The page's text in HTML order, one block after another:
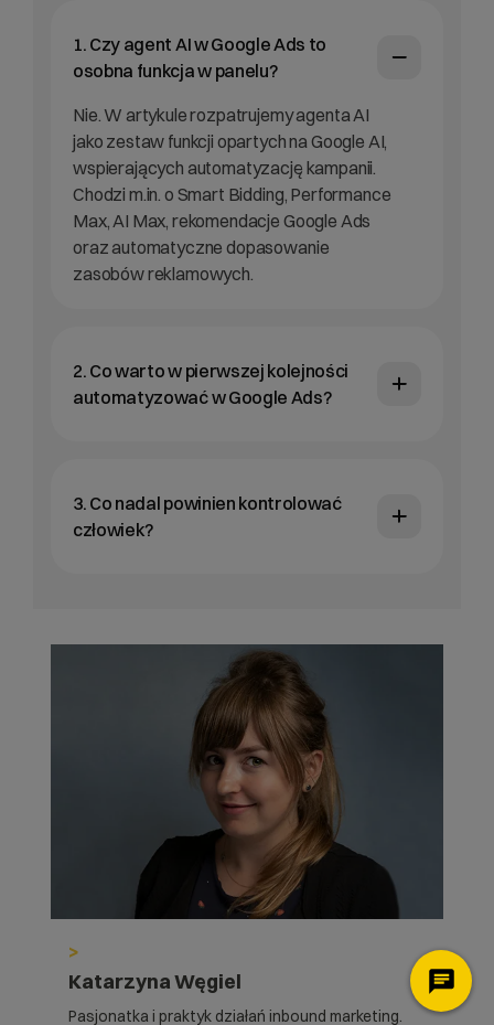
1. Czy agent AI w Google Ads to
osobna funkcja w panelu?
Nie. W artykule rozpatrujemy agenta AI
jako zestaw funkcji opartych na Google AI,
wspierających automatyzację kampanii.
Chodzi m.in. o Smart Bidding, Performance
Max, AI Max, rekomendacje Google Ads
oraz automatyczne dopasowanie
zasobów reklamowych.
2. Co warto w pierwszej kolejności
automatyzować w Google Ads?
3. Co nadal powinien kontrolować
człowiek?
>
Katarzyna Węgiel
Pasjonatka i praktyk działań inbound marketing.